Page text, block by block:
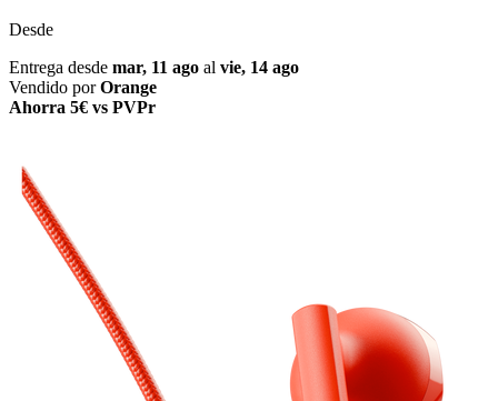
Desde
Entrega desde mar, 11 ago al vie, 14 ago
Vendido porOrange
Ahorra 5€ vs PVPr